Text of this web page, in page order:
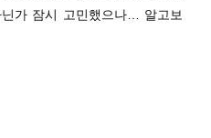
가 잠시 고민했으나… 알고보